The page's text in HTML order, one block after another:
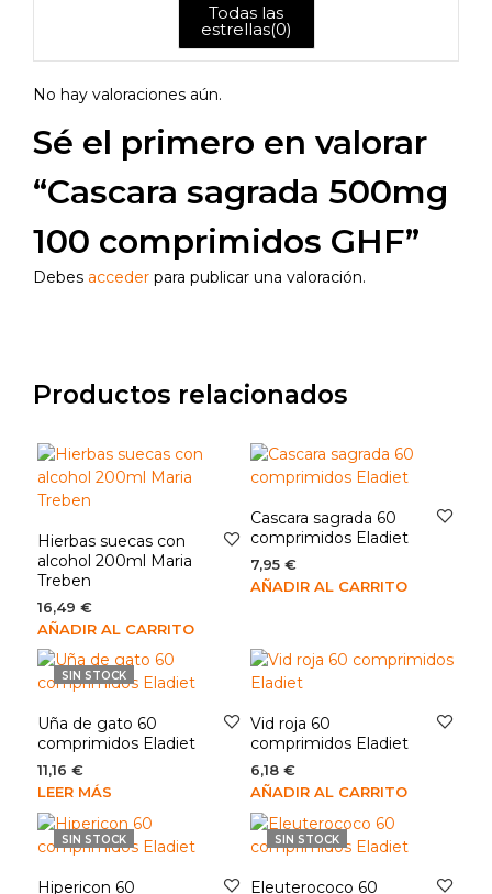
Todas las
estrellas(0)
No hay valoraciones aún.
Sé el primero en valorar
“Cascara sagrada 500mg
100 comprimidos GHF”
Debes acceder para publicar una valoración.
Productos relacionados
Hierbas suecas con
alcohol 200ml Maria
Treben
16,49 €
AÑADIR AL CARRITO
Cascara sagrada 60
comprimidos Eladiet
7,95 €
AÑADIR AL CARRITO
SIN STOCK
Uña de gato 60
comprimidos Eladiet
11,16 €
LEER MÁS
Vid roja 60
comprimidos Eladiet
6,18 €
AÑADIR AL CARRITO
SIN STOCK
Hipericon 60
SIN STOCK
Eleuterococo 60